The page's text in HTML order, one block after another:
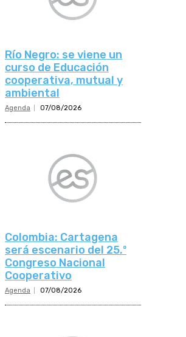
Río Negro: se viene un
curso de Educación
cooperativa, mutual y
ambiental
Agenda 07/08/2026
Colombia: Cartagena
será escenario del 25.º
Congreso Nacional
Cooperativo
Agenda 07/08/2026